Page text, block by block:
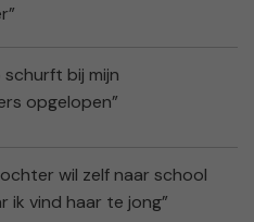
schurft bij mijn
opgelopen”
wil zelf naar school
ik vind haar te jong”